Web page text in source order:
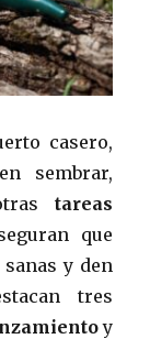
casero,
sembrar,
tareas
que
y den
tres
y